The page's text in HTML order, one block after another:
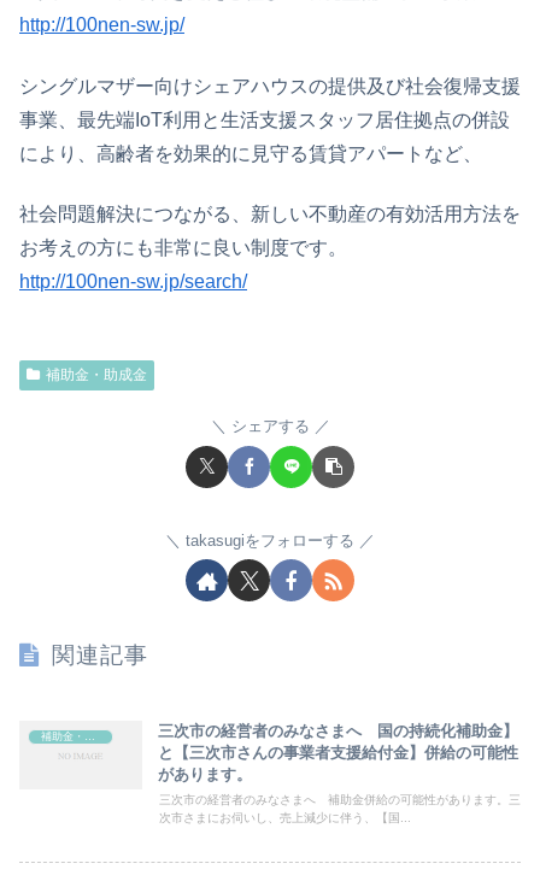
http://100nen-sw.jp/
シングルマザー向けシェアハウスの提供及び社会復帰支援
事業、最先端IoT利用と生活支援スタッフ居住拠点の併設
により、高齢者を効果的に見守る賃貸アパートなど、
社会問題解決につながる、新しい不動産の有効活用方法を
お考えの方にも非常に良い制度です。
http://100nen-sw.jp/search/
補助金・助成金
シェアする
takasugiをフォローする
関連記事
補助金・助成金
三次市の経営者のみなさまへ 国の持続化補助金】
と【三次市さんの事業者支援給付金】併給の可能性
があります。
三次市の経営者のみなさまへ 補助金併給の可能性があります。三
次市さまにお伺いし、売上減少に伴う、【国...